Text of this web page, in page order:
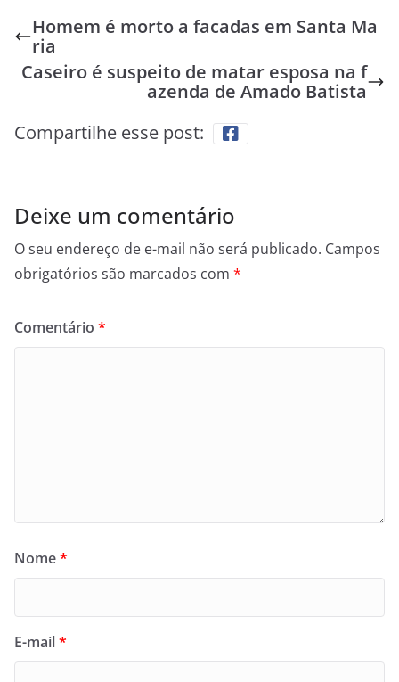
Homem é morto a facadas em Santa Ma
ria
Caseiro é suspeito de matar esposa na f
azenda de Amado Batista
Compartilhe esse post:
Deixe um comentário
O seu endereço de e-mail não será publicado. Campos
obrigatórios são marcados com *
Comentário *
Nome*
E-mail*